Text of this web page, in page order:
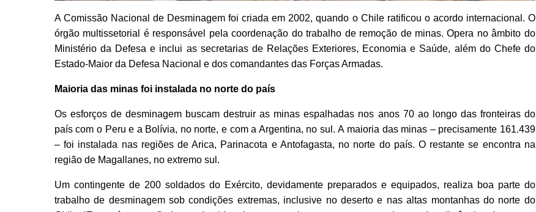
A Comissão Nacional de Desminagem foi criada em 2002, quando o Chile ratificou o acordo internacional. O
órgão multissetorial é responsável pela coordenação do trabalho de remoção de minas. Opera no âmbito do
Ministério da Defesa e inclui as secretarias de Relações Exteriores, Economia e Saúde, além do Chefe do
Estado-Maior da Defesa Nacional e dos comandantes das Forças Armadas.
Maioria das minas foi instalada no norte do país
Os esforços de desminagem buscam destruir as minas espalhadas nos anos 70 ao longo das fronteiras do
país com o Peru e a Bolívia, no norte, e com a Argentina, no sul. A maioria das minas – precisamente 161.439
– foi instalada nas regiões de Arica, Parinacota e Antofagasta, no norte do país. O restante se encontra na
região de Magallanes, no extremo sul.
Um contingente de 200 soldados do Exército, devidamente preparados e equipados, realiza boa parte do
trabalho de desminagem sob condições extremas, inclusive no deserto e nas altas montanhas do norte do